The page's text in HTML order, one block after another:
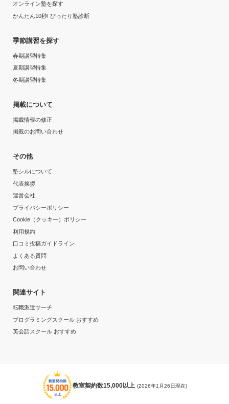
オンライン塾を探す
かんたん10秒! ぴったり塾診断
季節講習を探す
春期講習特集
夏期講習特集
冬期講習特集
掲載について
掲載情報の修正
掲載のお問い合わせ
その他
塾シルについて
代表挨拶
運営会社
プライバシーポリシー
Cookie（クッキー）ポリシー
利用規約
口コミ投稿ガイドライン
よくある質問
お問い合わせ
関連サイト
転職派遣サーチ
プログラミングスクール おすすめ
英会話スクール おすすめ
教室契約数15,000以上 (2026年1月26日現在)